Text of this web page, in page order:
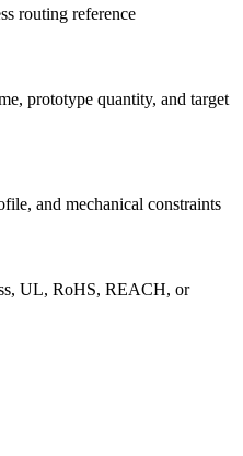
routing reference
prototype quantity, and target
and mechanical constraints
UL, RoHS, REACH, or